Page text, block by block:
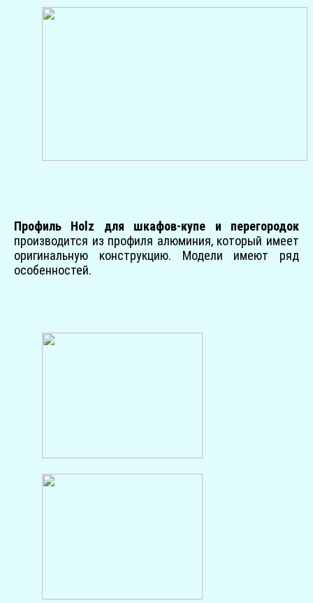
Профиль Holz для шкафов-купе и перегородок
производится из профиля алюминия, который имеет
оригинальную конструкцию. Модели имеют ряд
особенностей.